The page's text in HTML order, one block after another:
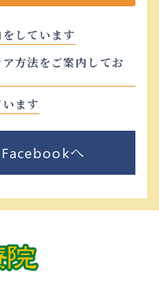
しています
方法をご案内してお
ます
へ